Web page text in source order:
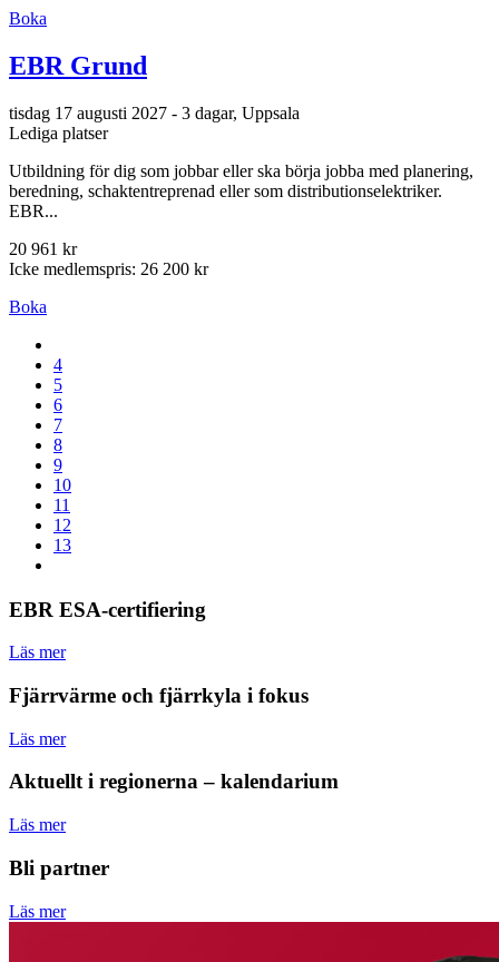
Boka
EBR Grund
tisdag 17 augusti 2027 - 3 dagar, Uppsala
Lediga platser
Utbildning för dig som jobbar eller ska börja jobba med planering,
beredning, schaktentreprenad eller som distributionselektriker.
EBR...
20 961 kr
Icke medlemspris: 26 200 kr
Boka
4
5
6
7
8
9
10
11
12
13
EBR ESA-certifiering
Läs mer
Fjärrvärme och fjärrkyla i fokus
Läs mer
Aktuellt i regionerna – kalendarium
Läs mer
Bli partner
Läs mer